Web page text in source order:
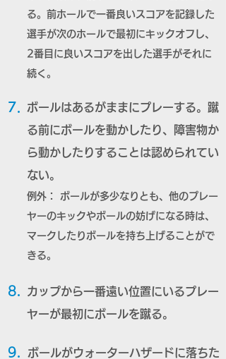
る。前ホールで一番良いスコアを記録した
選手が次のホールで最初にキックオフし、
2番目に良いスコアを出した選手がそれに
続く。
ボールはあるがままにプレーする。蹴
る前にボールを動かしたり、障害物か
ら動かしたりすることは認められてい
ない。
7.
例外： ボールが多少なりとも、他のプレー
ヤーのキックやボールの妨げになる時は、
マークしたりボールを持ち上げることがで
きる。
8.
カップから一番遠い位置にいるプレー
ヤーが最初にボールを蹴る。
9.
ボールがウォーターハザードに落ちた